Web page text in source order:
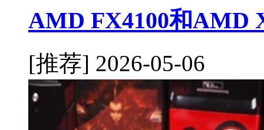
AMD FX4100和AMD
[推荐] 2026-05-06